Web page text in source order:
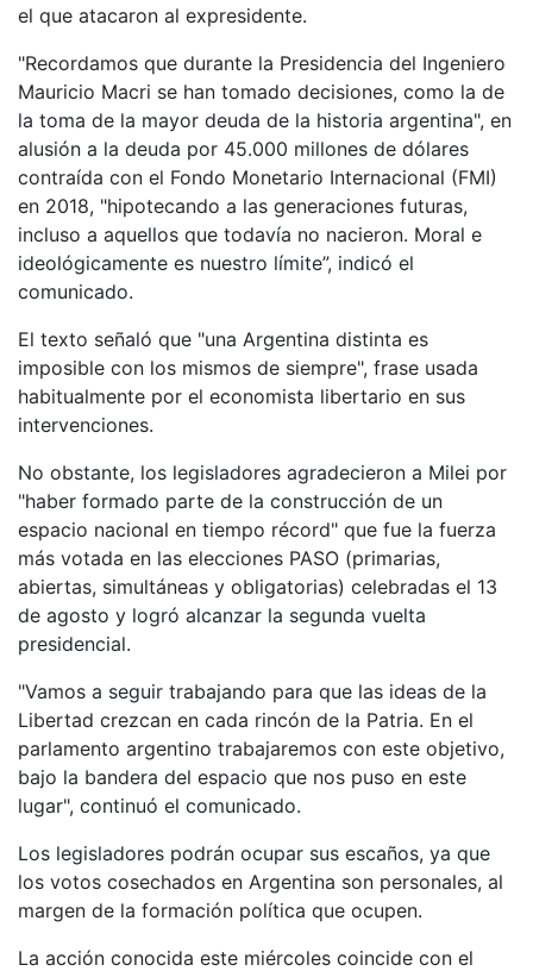
el que atacaron al expresidente.
"Recordamos que durante la Presidencia del Ingeniero
Mauricio Macri se han tomado decisiones, como la de
la toma de la mayor deuda de la historia argentina", en
alusión a la deuda por 45.000 millones de dólares
contraída con el Fondo Monetario Internacional (FMI)
en 2018, "hipotecando a las generaciones futuras,
incluso a aquellos que todavía no nacieron. Moral e
ideológicamente es nuestro límite”, indicó el
comunicado.
El texto señaló que "una Argentina distinta es
imposible con los mismos de siempre", frase usada
habitualmente por el economista libertario en sus
intervenciones.
No obstante, los legisladores agradecieron a Milei por
"haber formado parte de la construcción de un
espacio nacional en tiempo récord" que fue la fuerza
más votada en las elecciones PASO (primarias,
abiertas, simultáneas y obligatorias) celebradas el 13
de agosto y logró alcanzar la segunda vuelta
presidencial.
"Vamos a seguir trabajando para que las ideas de la
Libertad crezcan en cada rincón de la Patria. En el
parlamento argentino trabajaremos con este objetivo,
bajo la bandera del espacio que nos puso en este
lugar", continuó el comunicado.
Los legisladores podrán ocupar sus escaños, ya que
los votos cosechados en Argentina son personales, al
margen de la formación política que ocupen.
La acción conocida este miércoles coincide con el